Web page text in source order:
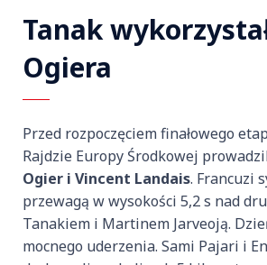
Tanak
Ogiera
Przed rozpoczęciem finałowego
Rajdzie Europy Środkowej
Ogier i Vincent Landais. Francuzi
przewagą w wysokości 5,2 s nad
Tanakiem i Martinem Jarveoją.
mocnego uderzenia. Sami Pajari i